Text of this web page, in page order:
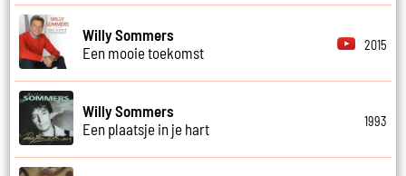
Willy Sommers
Een mooie toekomst
2015
Willy Sommers
Een plaatsje in je hart
1993